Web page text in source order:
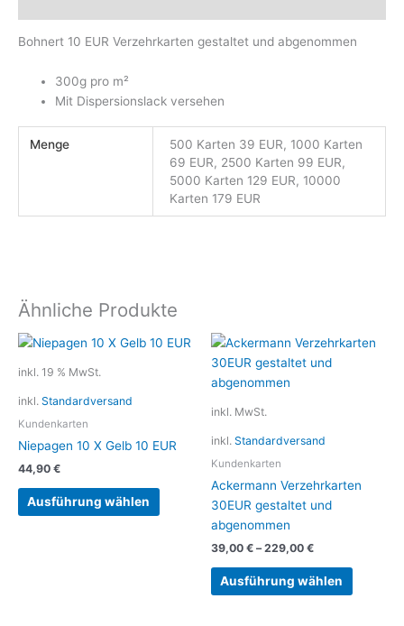
Bohnert 10 EUR Verzehrkarten gestaltet und abgenommen
300g pro m²
Mit Dispersionslack versehen
Menge
500 Karten 39 EUR, 1000 Karten
69 EUR, 2500 Karten 99 EUR,
5000 Karten 129 EUR, 10000
Karten 179 EUR
Ähnliche Produkte
inkl. 19 % MwSt.
inkl. Standardversand
Kundenkarten
Niepagen 10 X Gelb 10 EUR
44,90 €
Ausführung wählen
inkl. MwSt.
inkl. Standardversand
Kundenkarten
Ackermann Verzehrkarten
30EUR gestaltet und
abgenommen
39,00 € –229,00 €
Ausführung wählen
Dieses
Optionen
werden